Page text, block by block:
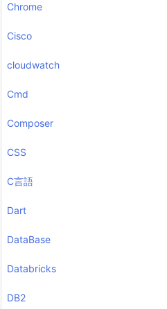
Chrome
Cisco
cloudwatch
Cmd
Composer
CSS
C言語
Dart
DataBase
Databricks
DB2